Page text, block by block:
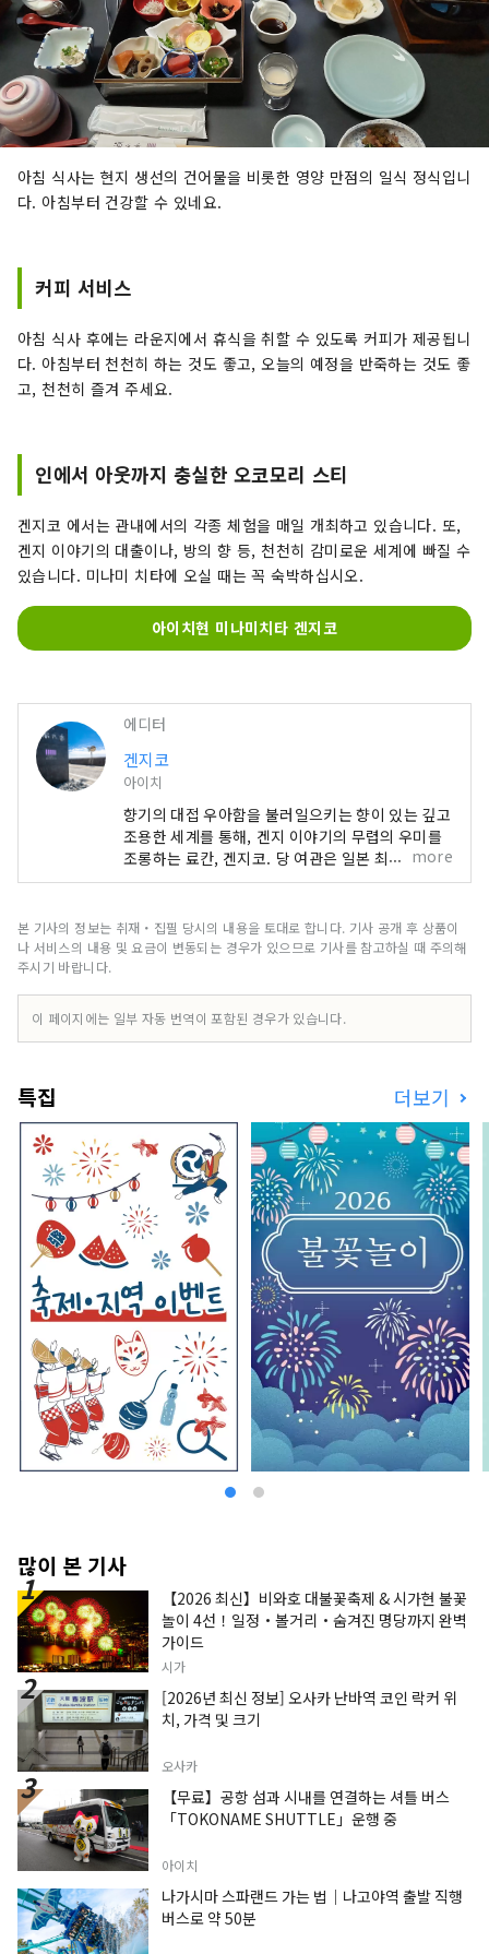
아침 식사는 현지 생선의 건어물을 비롯한 영양 만점의 일식 정식입니
다. 아침부터 건강할 수 있네요.
커피 서비스
아침 식사 후에는 라운지에서 휴식을 취할 수 있도록 커피가 제공됩니
다. 아침부터 천천히 하는 것도 좋고, 오늘의 예정을 반죽하는 것도 좋
고, 천천히 즐겨 주세요.
인에서 아웃까지 충실한 오코모리 스티
겐지코 에서는 관내에서의 각종 체험을 매일 개최하고 있습니다. 또,
겐지 이야기의 대출이나, 방의 향 등, 천천히 감미로운 세계에 빠질 수
있습니다. 미나미 치타에 오실 때는 꼭 숙박하십시오.
아이치현 미나미치타 겐지코
에디터
겐지코
아이치
향기의 대접 우아함을 불러일으키는 향이 있는 깊고
조용한 세계를 통해, 겐지 이야기의 무렵의 우미를
조롱하는 료칸, 겐지코. 당 여관은 일본 최초의 향기
가 테마인 일본식 여원입니다. 잊어버린 마음의 평
기분을 곳곳에 느낄 수 있습니다.
more
본 기사의 정보는 취재・집필 당시의 내용을 토대로 합니다. 기사 공개 후 상품이
나 서비스의 내용 및 요금이 변동되는 경우가 있으므로 기사를 참고하실 때 주의해
주시기 바랍니다.
이 페이지에는 일부 자동 번역이 포함된 경우가 있습니다.
특집 더보기
많이 본 기사
【2026 최신】비와호 대불꽃축제 & 시가현 불꽃
놀이 4선！일정・볼거리・숨겨진 명당까지 완벽
가이드
시가
[2026년 최신 정보] 오사카 난바역 코인 락커 위
치, 가격 및 크기
오사카
【무료】공항 섬과 시내를 연결하는 셔틀 버스
「TOKONAME SHUTTLE」운행 중
아이치
나가시마 스파랜드 가는 법｜나고야역 출발 직행
버스로 약 50분